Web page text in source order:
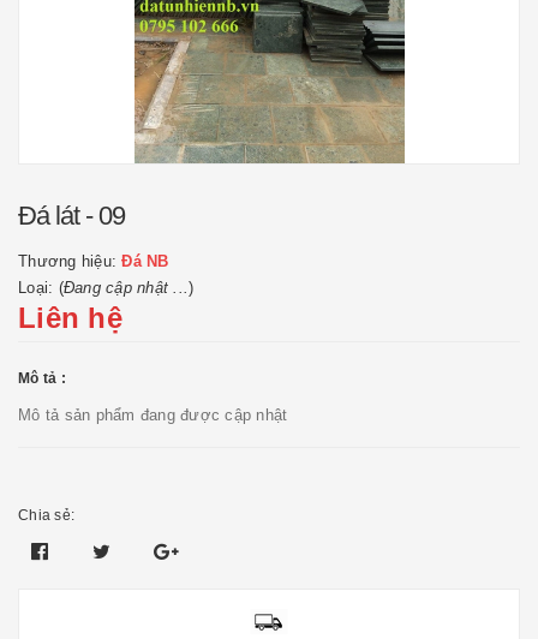
Đá lát - 09
Thương hiệu:Đá NB
Loại: (Đang cập nhật ...)
Liên hệ
Mô tả :
Mô tả sản phẩm đang được cập nhật
Chia sẻ: